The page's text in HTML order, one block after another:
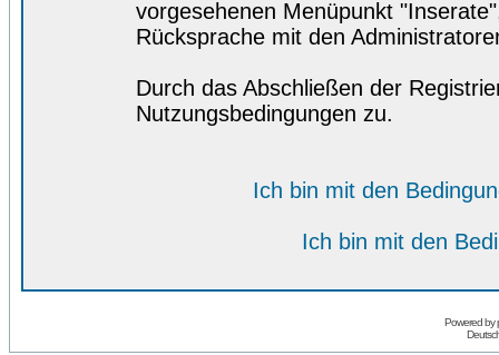
vorgesehenen Menüpunkt
Rücksprache mit den
Durch das Abschließen der
Nutzungsbedingungen zu.
Ich bin mit den
Ich bin mit den
Powered by